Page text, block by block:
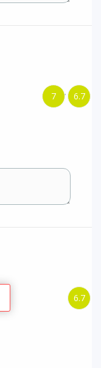
6.7
/
7
6.7